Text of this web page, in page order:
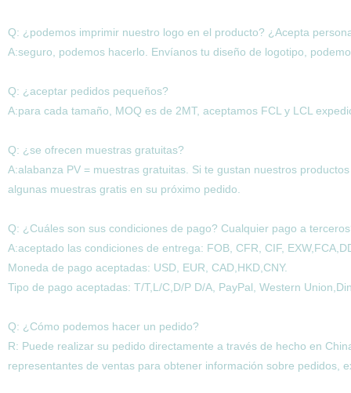
Q: ¿podemos imprimir nuestro logo en el producto? ¿Acepta
A:seguro, podemos hacerlo. Envíanos tu diseño de logotipo,
Q: ¿aceptar pedidos pequeños?
A:para cada tamaño, MOQ es de 2MT, aceptamos FCL y LCL
Q: ¿se ofrecen muestras gratuitas?
A:alabanza PV = muestras gratuitas. Si te gustan nuestros
algunas muestras gratis en su próximo pedido.
Q: ¿Cuáles son sus condiciones de pago? Cualquier pago a
A:aceptado las condiciones de entrega: FOB, CFR, CIF,
Moneda de pago aceptadas: USD, EUR, CAD,HKD,CNY.
Tipo de pago aceptadas: T/T,L/C,D/P D/A, PayPal, Western
Q: ¿Cómo podemos hacer un pedido?
R: Puede realizar su pedido directamente a través de hecho en
representantes de ventas para obtener información sobre pedidos,